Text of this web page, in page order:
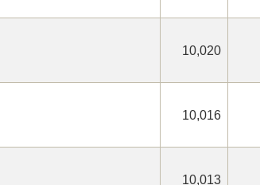
10,020
10,016
10,013